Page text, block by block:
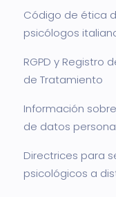
Código de ética
psicólogos
RGPD y Registro
de Tratamiento
Información
de datos
Directrices para
psicológicos a